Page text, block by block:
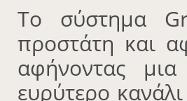
Το σύστημα
προστάτη και
αφήνοντας
ευρύτερο